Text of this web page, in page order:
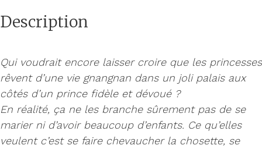
Description
Qui voudrait encore laisser croire que les princesses
rêvent d’une vie gnangnan dans un joli palais aux
côtés d’un prince fidèle et dévoué ?
En réalité, ça ne les branche sûrement pas de se
marier ni d’avoir beaucoup d’enfants. Ce qu’elles
veulent c’est se faire chevaucher la chosette, se